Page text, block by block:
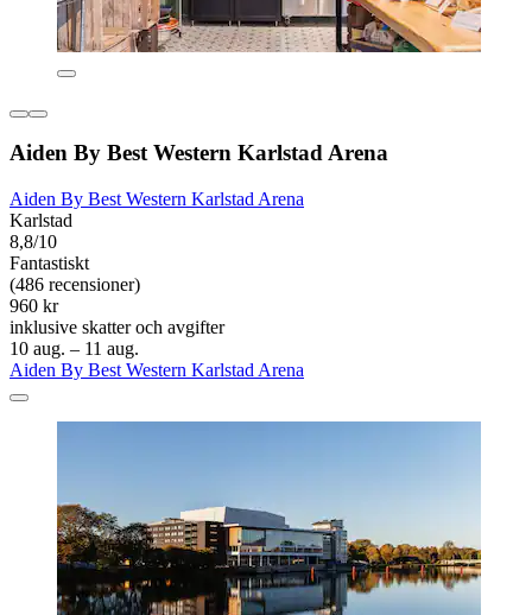
Aiden By Best Western Karlstad Arena
Aiden By Best Western Karlstad Arena
Karlstad
8,8/10
Fantastiskt
(486 recensioner)
960 kr
inklusive skatter och avgifter
10 aug. – 11 aug.
Aiden By Best Western Karlstad Arena